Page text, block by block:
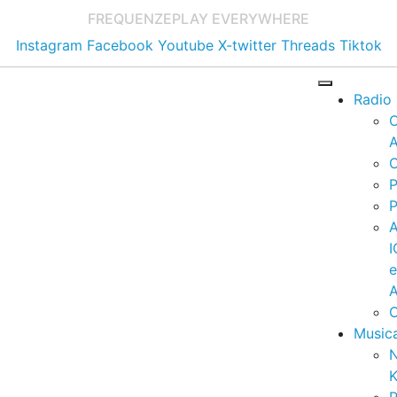
FREQUENZEPLAY EVERYWHERE
Instagram Facebook Youtube X-twitter Threads Tiktok
Radio
e